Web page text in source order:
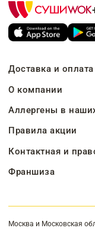
Доставка и оплата
О компании
Аллергены в
Правила акции
Контактная и
Франшиза
Москва и Московская